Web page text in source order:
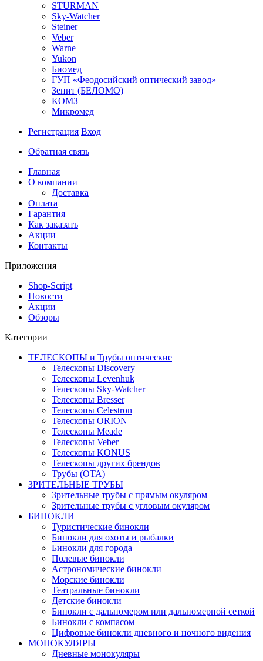
STURMAN
Sky-Watcher
Steiner
Veber
Warne
Yukon
Биомед
ГУП «Феодосийский оптический завод»
Зенит (БЕЛОМО)
КОМЗ
Микромед
Регистрация Вход
Обратная связь
Главная
О компании
Доставка
Оплата
Гарантия
Как заказать
Акции
Контакты
Приложения
Shop-Script
Новости
Акции
Обзоры
Категории
ТЕЛЕСКОПЫ и Трубы оптические
Телескопы Discovery
Телескопы Levenhuk
Телескопы Sky-Watcher
Телескопы Bresser
Телескопы Celestron
Телескопы ORION
Телескопы Meade
Телескопы Veber
Телескопы KONUS
Телескопы других брендов
Трубы (ОТА)
ЗРИТЕЛЬНЫЕ ТРУБЫ
Зрительные трубы с прямым окуляром
Зрительные трубы с угловым окуляром
БИНОКЛИ
Туристические бинокли
Бинокли для охоты и рыбалки
Бинокли для города
Полевые бинокли
Астрономические бинокли
Морские бинокли
Театральные бинокли
Детские бинокли
Бинокли с дальномером или дальномерной сеткой
Бинокли с компасом
Цифровые бинокли дневного и ночного видения
МОНОКУЛЯРЫ
Дневные монокуляры